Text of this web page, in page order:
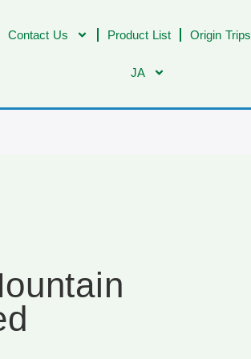
Contact Us Product List Origin Trips
JA